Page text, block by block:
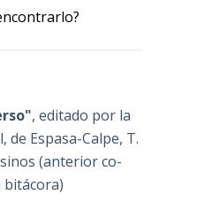
, editado por la
de Espasa-Calpe, T.
(anterior co-